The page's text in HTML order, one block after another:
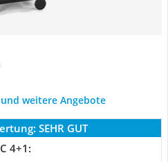
weitere Angebote
SEHR GUT
4+1: